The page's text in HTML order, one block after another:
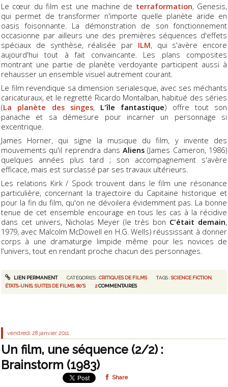
Le cœur du film est une machine de terraformation, Genesis,
qui permet de transformer n'importe quelle planète aride en
oasis foisonnante. La démonstration de son fonctionnement
occasionne par ailleurs une des premières séquences d'effets
spéciaux de synthèse, réalisée par ILM, qui s'avère encore
aujourd'hui tout à fait convaincante. Les plans composites
montrant une partie de planète verdoyante participent aussi à
rehausser un ensemble visuel autrement courant.
Le film revendique sa dimension serialesque, avec ses méchants
caricaturaux, et le regretté Ricardo Montalban, habitué des séries
(La planète des singes, L'île fantastique) offre tout son
panache et sa démesure pour incarner un personnage si
excentrique.
James Horner, qui signe la musique du film, y invente des
mouvements qu'il reprendra dansAliens (James Cameron, 1986)
quelques années plus tard ; son accompagnement s'avère
efficace, mais est surclassé par ses travaux ultérieurs.
Les relations Kirk / Spock trouvent dans le film une résonance
particulière, concernant la trajectoire du Capitaine historique et
pour la fin du film, qu'on ne dévoilera évidemment pas. La bonne
tenue de cet ensemble encourage en tous les cas à la récidive
dans cet univers, Nicholas Meyer (le très bon C'était demain,
1979, avec Malcolm McDowell en H.G. Wells) réussissant à donner
corps à une dramaturgie limpide même pour les novices de
l'univers, tout en rendant proche chacun des personnages.
LIEN PERMANENT CATÉGORIES :CRITIQUES DE FILMS TAGS :SCIENCE FICTION
ÉTATS-UNIS,SUITES DE FILMS,80'S 2COMMENTAIRES
vendredi 28 janvier 2011
Un film, une séquence (2/2) :
Brainstorm (1983)
Share